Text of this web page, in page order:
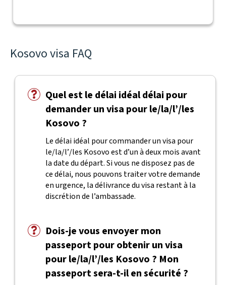
Kosovo visa FAQ
Quel est le délai idéal délai pour
demander un visa pour le/la/l’/les
Kosovo ?
Le délai idéal pour commander un visa pour
le/la/l’/les Kosovo est d’un à deux mois avant
la date du départ. Si vous ne disposez pas de
ce délai, nous pouvons traiter votre demande
en urgence, la délivrance du visa restant à la
discrétion de l’ambassade.
Dois-je vous envoyer mon
passeport pour obtenir un visa
pour le/la/l’/les Kosovo ? Mon
passeport sera-t-il en sécurité ?